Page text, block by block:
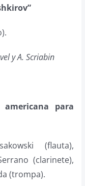
y A. Scriabin
americana para
(flauta),
(clarinete),
(trompa).